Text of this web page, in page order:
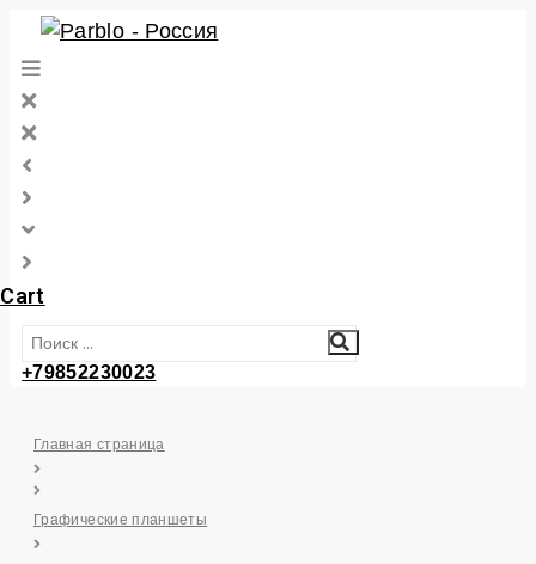
Перейти
контенту
Cart
+79852230023
Главная страница
Графические планшеты